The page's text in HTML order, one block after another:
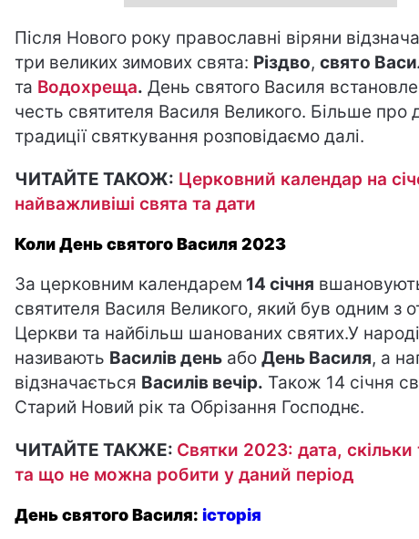
Після Нового року православні віряни
три великих зимових свята: Різдво, свято
та Водохреща. День святого Василя
честь святителя Василя Великого. Більше про
традиції святкування розповідаємо далі.
ЧИТАЙТЕ ТАКОЖ: Церковний календар на
найважливіші свята та дати
Коли День святого Василя 2023
За церковним календарем 14 січня
святителя Василя Великого, який був одним з
Церкви та найбільш шанованих святих.У
називають Василів день або День Василя, а
відзначається Василів вечір. Також 14 січня
Старий Новий рік та Обрізання Господнє.
ЧИТАЙТЕ ТАКЖЕ: Святки 2023: дата,
та що не можна робити у даний період
День святого Василя: історія